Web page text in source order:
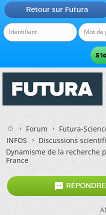
Retour sur Futura
Forum
Futura-
INFOS
Discussions
Dynamisme de la recherche
France
